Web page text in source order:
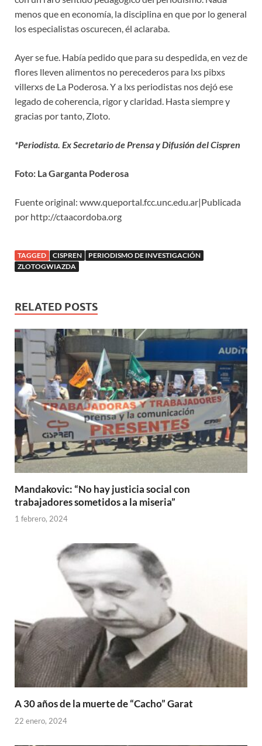
menos que en economía, la disciplina en que por lo general
los especialistas oscurecen, él aclaraba.
Ayer se fue. Había pedido que para su despedida, en vez de
flores lleven alimentos no perecederos para lxs pibxs
villerxs de La Poderosa. Y a lxs periodistas nos dejó ese
legado de coherencia, rigor y claridad. Hasta siempre y
gracias por tanto, Zloto.
*Periodista. Ex Secretario de Prensa y Difusión del Cispren
Foto: La Garganta Poderosa
Fuente original: www.queportal.fcc.unc.edu.ar|Publicada
por http://ctaacordoba.org
TAGGED CISPREN
PERIODISMO DE INVESTIGACIÓN
ZLOTOGWIAZDA
RELATED POSTS
Mandakovic: “No hay justicia social con
trabajadores sometidos a la miseria”
1 febrero, 2024
A 30 años de la muerte de “Cacho” Garat
22 enero, 2024